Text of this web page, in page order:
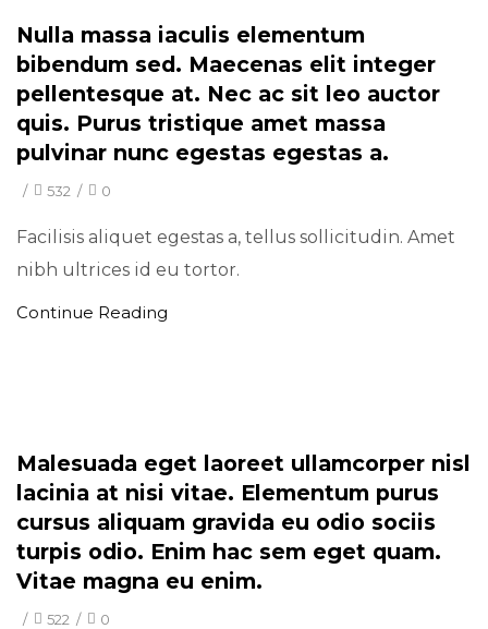
Nulla massa iaculis elementum
bibendum sed. Maecenas elit integer
pellentesque at. Nec ac sit leo auctor
quis. Purus tristique amet massa
pulvinar nunc egestas egestas a.
/ 532 / 0
Facilisis aliquet egestas a, tellus sollicitudin. Amet
nibh ultrices id eu tortor.
Continue Reading
Malesuada eget laoreet ullamcorper nisl
lacinia at nisi vitae. Elementum purus
cursus aliquam gravida eu odio sociis
turpis odio. Enim hac sem eget quam.
Vitae magna eu enim.
/ 522 / 0